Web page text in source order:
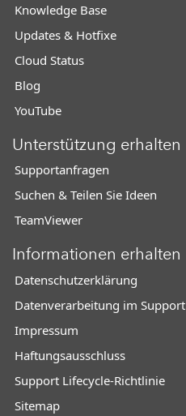
Knowledge Base
Updates & Hotfixe
Cloud Status
Blog
YouTube
Unterstützung erhalten
Supportanfragen
Suchen & Teilen Sie Ideen
TeamViewer
Informationen erhalten
Datenschutzerklärung
Datenverarbeitung im Support
Impressum
Haftungsausschluss
Support Lifecycle-Richtlinie
Sitemap